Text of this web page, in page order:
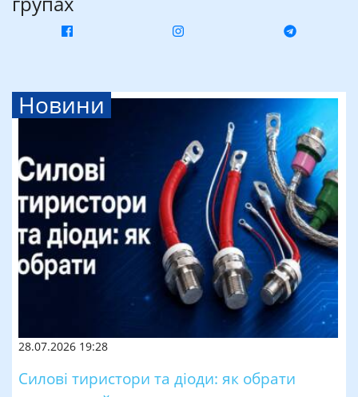
Новини
28.07.2026 19:28
Силові тиристори та діоди: як обрати